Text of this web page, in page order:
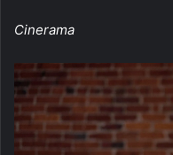
Cinerama